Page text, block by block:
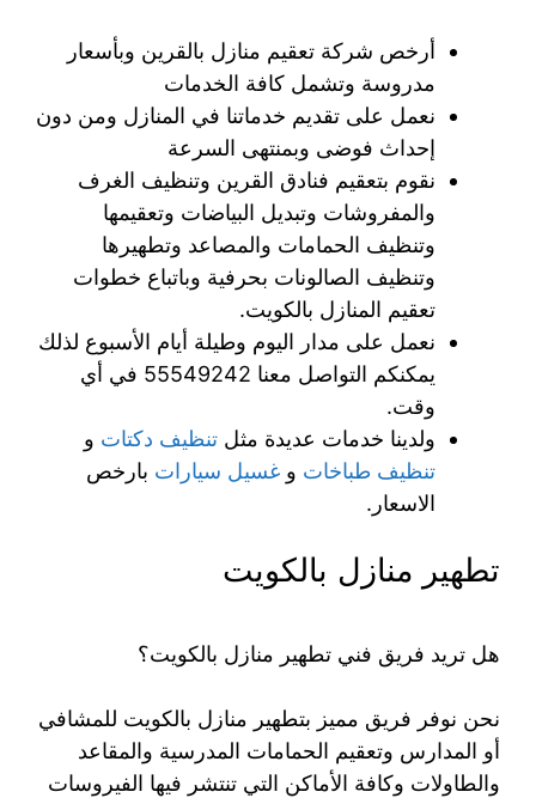
أرخص شركة تعقيم منازل بالقرين وبأسعار
مدروسة وتشمل كافة الخدمات
نعمل على تقديم خدماتنا في المنازل ومن دون
إحداث فوضى وبمنتهى السرعة
نقوم بتعقيم فنادق القرين وتنظيف الغرف
والمفروشات وتبديل البياضات وتعقيمها
وتنظيف الحمامات والمصاعد وتطهيرها
وتنظيف الصالونات بحرفية وباتباع خطوات
تعقيم المنازل بالكويت.
نعمل على مدار اليوم وطيلة أيام الأسبوع لذلك
يمكنكم التواصل معنا 55549242 في أي
وقت.
ولدينا خدمات عديدة مثل تنظيف دكتات و
تنظيف طباخات و غسيل سيارات بارخص
الاسعار.
تطهير منازل بالكويت
هل تريد فريق فني تطهير منازل بالكويت؟
نحن نوفر فريق مميز بتطهير منازل بالكويت للمشافي
أو المدارس وتعقيم الحمامات المدرسية والمقاعد
والطاولات وكافة الأماكن التي تنتشر فيها الفيروسات